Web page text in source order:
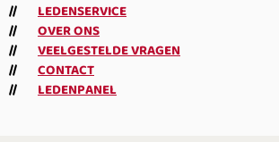
LEDENSERVICE
OVER ONS
VEELGESTELDE VRAGEN
CONTACT
LEDENPANEL